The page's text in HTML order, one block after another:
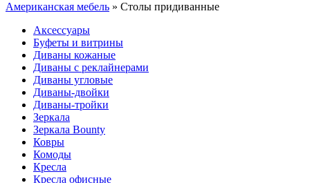
Американская мебель » Столы придиванные
Аксессуары
Буфеты и витрины
Диваны кожаные
Диваны с реклайнерами
Диваны угловые
Диваны-двойки
Диваны-тройки
Зеркала
Зеркала Bounty
Ковры
Комоды
Кресла
Кресла офисные